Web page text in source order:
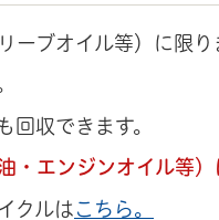
ブオイル等）に限り
回収できます。
エンジンオイル等）
クルは こちら。